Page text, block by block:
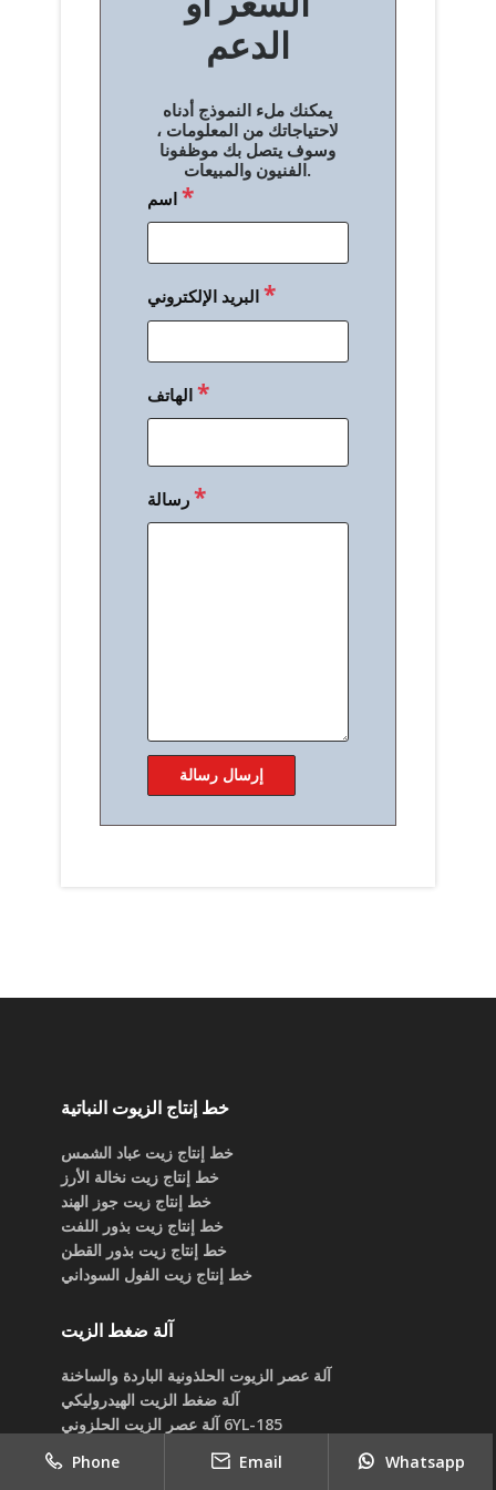
الدعم
يمكنك ملء النموذج أدناه
لاحتياجاتك من المعلومات ،
وسوف يتصل بك موظفونا
الفنيون والمبيعات.
اسم*
البريد الإلكتروني*
الهاتف*
رسالة*
خط إنتاج الزيوت النباتية
خط إنتاج زيت عباد الشمس
خط إنتاج زيت نخالة الأرز
خط إنتاج زيت جوز الهند
خط إنتاج زيت بذور اللفت
خط إنتاج زيت بذور القطن
خط إنتاج زيت الفول السوداني
آلة ضغط الزيت
آلة عصر الزيوت الحلذونية الباردة والساخنة
آلة ضغط الزيت الهيدروليكي
6YL-185 آلة عصر الزيت الحلزوني
آلات عصر الزيت الحجم الكبير/ آلة عصر الأولي
آلة عصر الزيت الحلزوني الكبير
Phone Email Whatsapp